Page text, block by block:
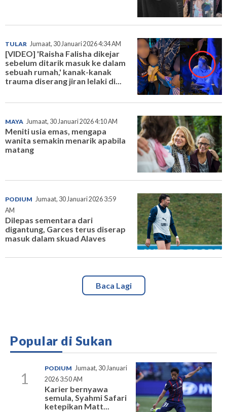
TULAR Jumaat, 30 Januari 2026 4:34 AM
[VIDEO] 'Raisha Falisha dikejar
sebelum ditarik masuk ke dalam
sebuah rumah,' kanak-kanak
trauma diserang jiran lelaki di...
MAYA Jumaat, 30 Januari 2026 4:10 AM
Meniti usia emas, mengapa
wanita semakin menarik apabila
matang
PODIUM Jumaat, 30 Januari 2026 3:59
AM
Dilepas sementara dari
digantung, Garces terus diserap
masuk dalam skuad Alaves
Baca Lagi
Popular di Sukan
1
PODIUM Jumaat, 30 Januari
2026 3:50 AM
Karier bernyawa
semula, Syahmi Safari
ketepikan Matt...